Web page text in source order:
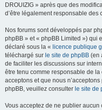
DROUIZIG » après que des
d’être légalement responsable des
Nos forums sont développés par
phpBB » et « phpBB Limited ») qui
déclaré sous la « licence publique
téléchargé sur le site de phpBB (en
de faciliter les discussions sur
être tenu comme responsable de
acceptons et que nous
phpBB, veuillez consulter le site de
Vous acceptez de ne publier